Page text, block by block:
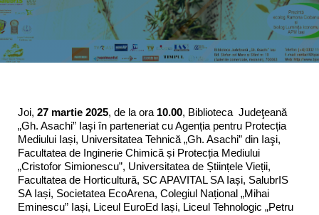
Joi, 27 martie 2025, de la ora 10.00, Biblioteca Judeţeană
„Gh. Asachi” Iaşi în parteneriat cu Agenția pentru Protecția
Mediului Iași, Universitatea Tehnică „Gh. Asachi” din Iaşi,
Facultatea de Inginerie Chimică și Protecția Mediului
„Cristofor Simionescu”, Universitatea de Științele Vieții,
Facultatea de Horticultură, SC APAVITAL SA Iași, SalubrIS
SA Iași, Societatea EcoArena, Colegiul Național „Mihai
Eminescu” Iași, Liceul EuroEd Iași, Liceul Tehnologic „Petru